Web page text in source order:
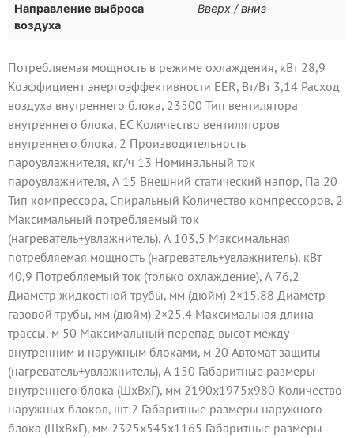
Направление выброса
воздуха
Вверх / вниз
Потребляемая мощность в режиме охлаждения, кВт 28,9
Коэффициент энергоэффективности EER, Вт/Вт 3,14 Расход
воздуха внутреннего блока, 23500 Тип вентилятора
внутреннего блока, EC Количество вентиляторов
внутреннего блока, 2 Производительность
пароувлажнителя, кг/ч 13 Номинальный ток
пароувлажнителя, А 15 Внешний статический напор, Па 20
Тип компрессора, Спиральный Количество компрессоров, 2
Максимальный потребляемый ток
(нагреватель+увлажнитель), А 103,5 Максимальная
потребляемая мощность (нагреватель+увлажнитель), кВт
40,9 Потребляемый ток (только охлаждение), А 76,2
Диаметр жидкостной трубы, мм (дюйм) 2×15,88 Диаметр
газовой трубы, мм (дюйм) 2×25,4 Максимальная длина
трассы, м 50 Максимальный перепад высот между
внутренним и наружным блоками, м 20 Автомат защиты
(нагреватель+увлажнитель), А 150 Габаритные размеры
внутреннего блока (ШxВxГ), мм 2190x1975x980 Количество
наружных блоков, шт 2 Габаритные размеры наружного
блока (ШxВxГ), мм 2325x545x1165 Габаритные размеры